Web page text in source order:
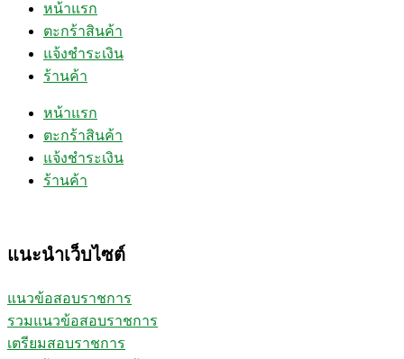
หน้าแรก
ตะกร้าสินค้า
แจ้งชำระเงิน
ร้านค้า
หน้าแรก
ตะกร้าสินค้า
แจ้งชำระเงิน
ร้านค้า
แนะนำเว็บไซต์
แนวข้อสอบราชการ
รวมแนวข้อสอบราชการ
เตรียมสอบราชการ